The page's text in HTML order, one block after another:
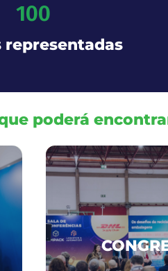
representadas
100
poderá
DESCOBRIR